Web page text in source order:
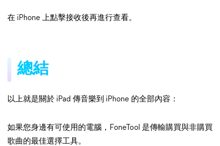
在 iPhone 上點擊接收後再進行查看。
總結
以上就是關於 iPad 傳音樂到 iPhone 的全部內容：
如果您身邊有可使用的電腦，FoneTool 是傳輸購買與非購買
歌曲的最佳選擇工具。